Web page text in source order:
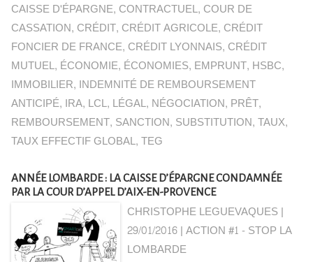
CAISSE D'ÉPARGNE, CONTRACTUEL, COUR DE
CASSATION, CRÉDIT, CRÉDIT AGRICOLE, CRÉDIT
FONCIER DE FRANCE, CRÉDIT LYONNAIS, CRÉDIT
MUTUEL, ÉCONOMIE, ÉCONOMIES, EMPRUNT, HSBC,
IMMOBILIER, INDEMNITÉ DE REMBOURSEMENT
ANTICIPÉ, IRA, LCL, LÉGAL, NÉGOCIATION, PRÊT,
REMBOURSEMENT, SANCTION, SUBSTITUTION,TAUX,
TAUX EFFECTIF GLOBAL,TEG
ANNÉE LOMBARDE : LA CAISSE D’ÉPARGNE CONDAMNÉE
PAR LA COUR D’APPEL D’AIX-EN-PROVENCE
CHRISTOPHE LEGUEVAQUES |
29/01/2016|ACTION #1 - STOP LA
LOMBARDE